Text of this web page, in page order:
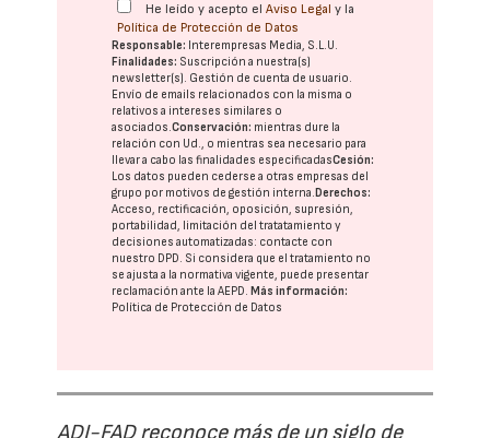
He leído y acepto elAviso Legal y la
Política de Protección de Datos
Responsable: Interempresas Media, S.L.U.
Finalidades: Suscripción a nuestra(s)
newsletter(s). Gestión de cuenta de usuario.
Envío de emails relacionados con la misma o
relativos a intereses similares o
asociados.Conservación: mientras dure la
relación con Ud., o mientras sea necesario para
llevar a cabo las finalidades especificadasCesión:
Los datos pueden cederse a otras empresas del
grupo por motivos de gestión interna. Derechos:
Acceso, rectificación, oposición, supresión,
portabilidad, limitación del tratatamiento y
decisiones automatizadas: contacte con
nuestro DPD. Si considera que el tratamiento no
se ajusta a la normativa vigente, puede presentar
reclamación ante laAEPD. Más información:
Política de Protección de Datos